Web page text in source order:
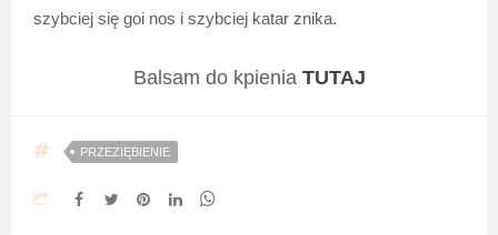
szybciej się goi nos i szybciej katar znika.
Balsam do kpienia TUTAJ
PRZEZIĘBIENIE